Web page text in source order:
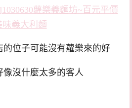
蘿樂義麵坊~百元平價
味義大利麵
的位子可能沒有蘿樂來的好
像沒什麼太多的客人